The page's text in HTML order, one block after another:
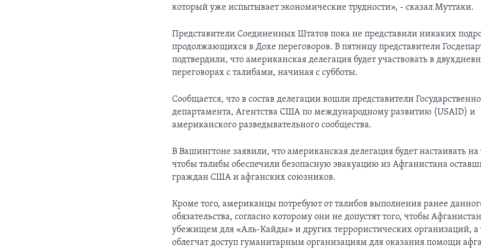
который уже испытывает экономические трудности», - сказал Муттаки.
Представители Соединенных Штатов пока не представили никаких
продолжающихся в Дохе переговоров. В пятницу представители
подтвердили, что американская делегация будет участвовать в
переговорах с талибами, начиная с субботы.
Сообщается, что в состав делегации вошли представители
департамента, Агентства США по международному развитию (USAID) и
американского разведывательного сообщества.
В Вашингтоне заявили, что американская делегация будет настаивать на
чтобы талибы обеспечили безопасную эвакуацию из Афганистана
граждан США и афганских союзников.
Кроме того, американцы потребуют от талибов выполнения ранее
обязательства, согласно которому они не допустят того, чтобы
убежищем для «Аль-Кайды» и других террористических организаций, а
облегчат доступ гуманитарным организациям для оказания помощи